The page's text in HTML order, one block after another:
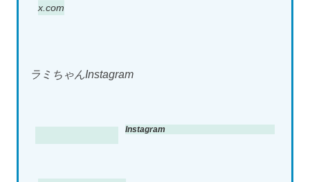
x.com
ラミちゃんInstagram
Instagram